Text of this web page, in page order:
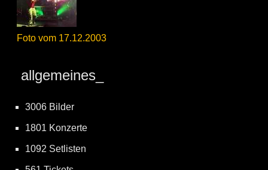
Foto vom 17.12.2003
allgemeines_
3006 Bilder
1801 Konzerte
1092 Setlisten